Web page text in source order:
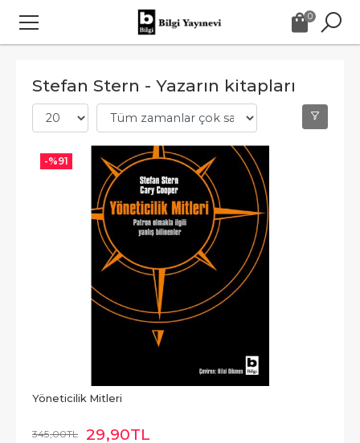
0
Stefan Stern - Yazarın kitapları
-%91
Yöneticilik Mitleri
345,00TL 29,90TL